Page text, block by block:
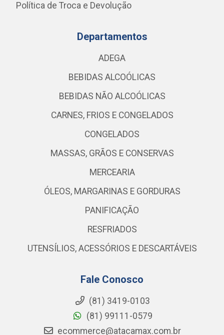
Política de Troca e Devolução
Departamentos
ADEGA
BEBIDAS ALCOÓLICAS
BEBIDAS NÃO ALCOÓLICAS
CARNES, FRIOS E CONGELADOS
CONGELADOS
MASSAS, GRÃOS E CONSERVAS
MERCEARIA
ÓLEOS, MARGARINAS E GORDURAS
PANIFICAÇÃO
RESFRIADOS
UTENSÍLIOS, ACESSÓRIOS E DESCARTÁVEIS
Fale Conosco
(81) 3419-0103
(81) 99111-0579
ecommerce@atacamax.com.br